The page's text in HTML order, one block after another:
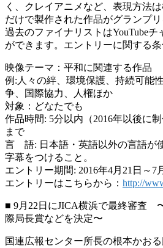
く、クレイアニメなど、表現方法
だけで製作された作品がグランプ
過去のファイナリストはYouTubeチ
ができます。エントリーに関する条
映像テーマ：平和に関連する作品
例:人々の絆、環境保護、持続可能
争、国際協力、人権ほか
対象：どなたでも
作品時間: 5分以内（2016年以後に
まで
言 語: 日本語・英語以外の言語が
字幕をつけること。
エントリー期間: 2016年4月21日～7
エントリーはこちらから： http://
■ 9月22日にJICA横浜で最終審査
際局長賞などを決定〜
国連広報センター所長の根本かお